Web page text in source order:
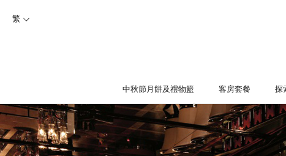
中秋節月餅及禮物籃 客房套餐 探
繁